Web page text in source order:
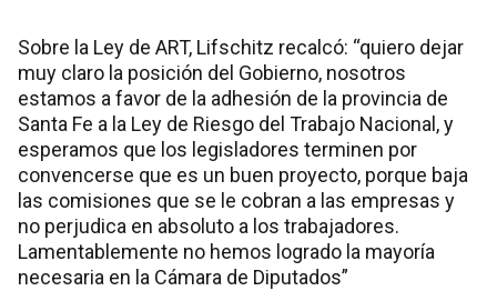
Sobre la Ley de ART, Lifschitz recalcó: “quiero dejar
muy claro la posición del Gobierno, nosotros
estamos a favor de la adhesión de la provincia de
Santa Fe a la Ley de Riesgo del Trabajo Nacional, y
esperamos que los legisladores terminen por
convencerse que es un buen proyecto, porque baja
las comisiones que se le cobran a las empresas y
no perjudica en absoluto a los trabajadores.
Lamentablemente no hemos logrado la mayoría
necesaria en la Cámara de Diputados”